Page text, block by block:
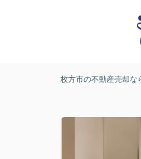
枚方市の不動産売却な